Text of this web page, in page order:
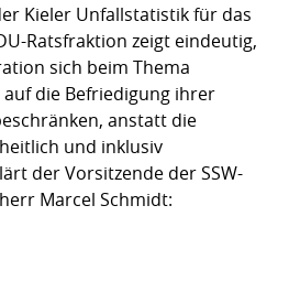
Kieler Unfallstatistik für das
Ratsfraktion zeigt eindeutig,
sich beim Thema
die Befriedigung ihrer
anstatt die
und inklusiv
der Vorsitzende der SSW-
Marcel Schmidt: